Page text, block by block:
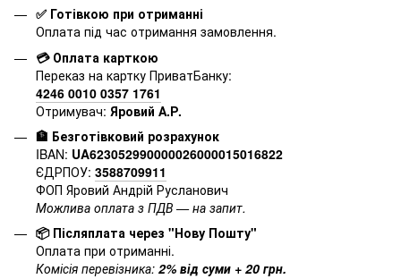
✅ Готівкою при отриманні
Оплата під час отримання замовлення.
💳 Оплата карткою
Переказ на картку ПриватБанку:
4246 0010 0357 1761
Отримувач: Яровий А.Р.
🏦 Безготівковий розрахунок
IBAN: UA623052990000026000015016822
ЄДРПОУ: 3588709911
ФОП Яровий Андрій Русланович
Можлива оплата з ПДВ — на запит.
📦 Післяплата через "Нову Пошту"
Оплата при отриманні.
Комісія перевізника: 2% від суми + 20 грн.